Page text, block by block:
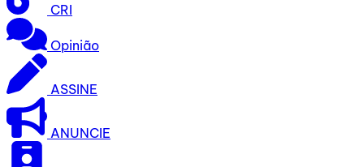
CRI
Opinião
ASSINE
ANUNCIE